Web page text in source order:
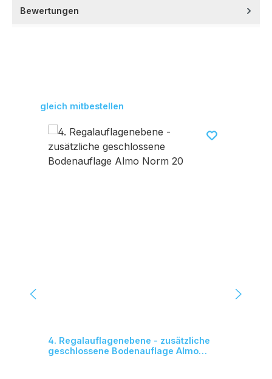
Bewertungen
Produktgalerie überspringen
gleich mitbestellen
4. Regalauflagenebene - zusätzliche
geschlossene Bodenauflage Almo